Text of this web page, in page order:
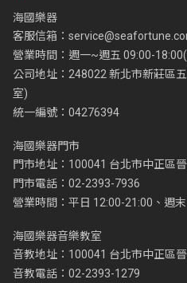
海國樂器
客服信箱：
營業時間：週一~週五 09:00-
公司地址：248022 新北市新莊區
室)
統一編號：04276394
海國樂器門市
門市地址：100041 台北市中正區
門市電話：02-2393-7936
營業時間：平日 12:00-21:00、週
海國樂器音樂教室
音教地址：100041 台北市中正區
音教電話：02-2393-1279